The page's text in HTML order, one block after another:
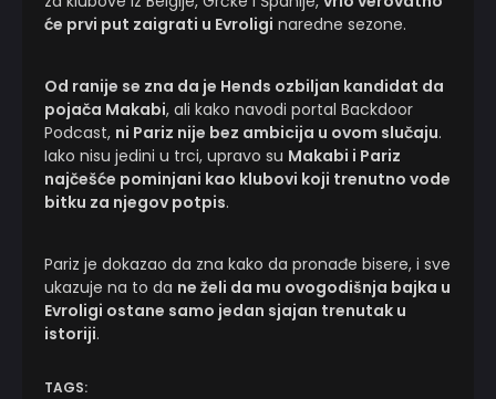
će prvi put zaigrati u Evroligi naredne sezone.
Od ranije se zna da je Hends ozbiljan kandidat da
pojača Makabi, ali kako navodi portal Backdoor
Podcast, ni Pariz nije bez ambicija u ovom slučaju.
Iako nisu jedini u trci, upravo su Makabi i Pariz
najčešće pominjani kao klubovi koji trenutno vode
bitku za njegov potpis.
Pariz je dokazao da zna kako da pronađe bisere, i sve
ukazuje na to da ne želi da mu ovogodišnja bajka u
Evroligi ostane samo jedan sjajan trenutak u
istoriji.
TAGS: